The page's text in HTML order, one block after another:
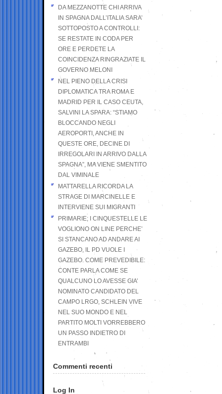
DA MEZZANOTTE CHI ARRIVA
IN SPAGNA DALL’ITALIA SARA’
SOTTOPOSTO A CONTROLLI:
SE RESTATE IN CODA PER
ORE E PERDETE LA
COINCIDENZA RINGRAZIATE IL
GOVERNO MELONI
NEL PIENO DELLA CRISI
DIPLOMATICA TRA ROMA E
MADRID PER IL CASO CEUTA,
SALVINI LA SPARA: “STIAMO
BLOCCANDO NEGLI
AEROPORTI, ANCHE IN
QUESTE ORE, DECINE DI
IRREGOLARI IN ARRIVO DALLA
SPAGNA”, MA VIENE SMENTITO
DAL VIMINALE
MATTARELLA RICORDA LA
STRAGE DI MARCINELLE E
INTERVIENE SUI MIGRANTI
PRIMARIE; I CINQUESTELLE LE
VOGLIONO ON LINE PERCHE’
SI STANCANO AD ANDARE AI
GAZEBO, IL PD VUOLE I
GAZEBO. COME PREVEDIBILE:
CONTE PARLA COME SE
QUALCUNO LO AVESSE GIA’
NOMINATO CANDIDATO DEL
CAMPO LRGO, SCHLEIN VIVE
NEL SUO MONDO E NEL
PARTITO MOLTI VORREBBERO
UN PASSO INDIETRO DI
ENTRAMBI
Commenti recenti
Log In